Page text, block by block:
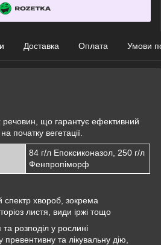
Доставка Оплата Умови
що гарантує ефективний
початку вегетації.
84 г/л Епоксиконазол, 250 г/л
Фенпропіморф
хвороб, зокрема
листя, види іржі тощо
розподіл у рослині
превентивну та лікувальну дію,